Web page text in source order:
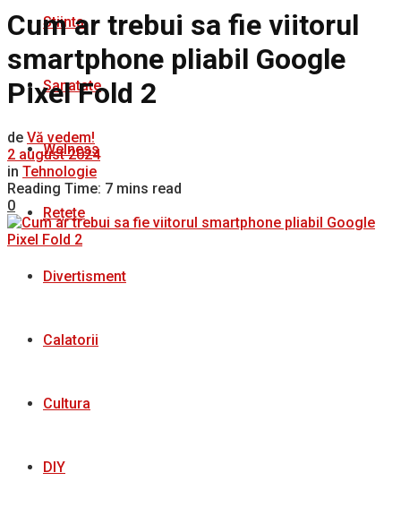
Stiinta
Sanatate
Welness
Rețete
Divertisment
Calatorii
Cultura
DIY
Cum ar trebui sa fie viitorul
smartphone pliabil Google
Pixel Fold 2
de Vă vedem!
2 august 2024
in Tehnologie
Reading Time: 7 mins read
0